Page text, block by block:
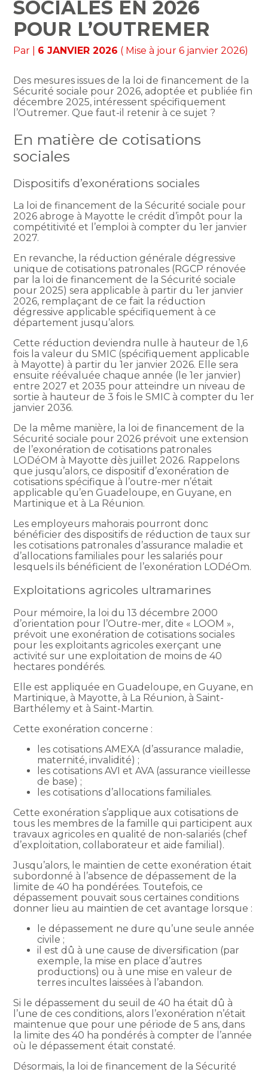
SOCIALES EN 2026
POUR L’OUTREMER
Par 6 JANVIER 2026 ( Mise à jour 6 janvier 2026)
Des mesures issues de la loi de financement de la
Sécurité sociale pour 2026, adoptée et publiée fin
décembre 2025, intéressent spécifiquement
l’Outremer. Que faut-il retenir à ce sujet ?
En matière de cotisations
sociales
Dispositifs d’exonérations sociales
La loi de financement de la Sécurité sociale pour
2026 abroge à Mayotte le crédit d’impôt pour la
compétitivité et l’emploi à compter du 1er janvier
2027.
En revanche, la réduction générale dégressive
unique de cotisations patronales (RGCP rénovée
par la loi de financement de la Sécurité sociale
pour 2025) sera applicable à partir du 1er janvier
2026, remplaçant de ce fait la réduction
dégressive applicable spécifiquement à ce
département jusqu’alors.
Cette réduction deviendra nulle à hauteur de 1,6
fois la valeur du SMIC (spécifiquement applicable
à Mayotte) à partir du 1er janvier 2026. Elle sera
ensuite réévaluée chaque année (le 1er janvier)
entre 2027 et 2035 pour atteindre un niveau de
sortie à hauteur de 3 fois le SMIC à compter du 1er
janvier 2036.
De la même manière, la loi de financement de la
Sécurité sociale pour 2026 prévoit une extension
de l’exonération de cotisations patronales
LODéOM à Mayotte dès juillet 2026. Rappelons
que jusqu’alors, ce dispositif d’exonération de
cotisations spécifique à l’outre-mer n’était
applicable qu’en Guadeloupe, en Guyane, en
Martinique et à La Réunion.
Les employeurs mahorais pourront donc
bénéficier des dispositifs de réduction de taux sur
les cotisations patronales d’assurance maladie et
d’allocations familiales pour les salariés pour
lesquels ils bénéficient de l’exonération LODéOm.
Exploitations agricoles ultramarines
Pour mémoire, la loi du 13 décembre 2000
d’orientation pour l’Outre-mer, dite « LOOM »,
prévoit une exonération de cotisations sociales
pour les exploitants agricoles exerçant une
activité sur une exploitation de moins de 40
hectares pondérés.
Elle est appliquée en Guadeloupe, en Guyane, en
Martinique, à Mayotte, à La Réunion, à Saint-
Barthélemy et à Saint-Martin.
Cette exonération concerne :
les cotisations AMEXA (d’assurance maladie,
maternité, invalidité) ;
les cotisations AVI et AVA (assurance vieillesse
de base) ;
les cotisations d’allocations familiales.
Cette exonération s’applique aux cotisations de
tous les membres de la famille qui participent aux
travaux agricoles en qualité de non-salariés (chef
d’exploitation, collaborateur et aide familial).
Jusqu’alors, le maintien de cette exonération était
subordonné à l’absence de dépassement de la
limite de 40 ha pondérées. Toutefois, ce
dépassement pouvait sous certaines conditions
donner lieu au maintien de cet avantage lorsque :
le dépassement ne dure qu’une seule année
civile ;
il est dû à une cause de diversification (par
exemple, la mise en place d’autres
productions) ou à une mise en valeur de
terres incultes laissées à l’abandon.
Si le dépassement du seuil de 40 ha était dû à
l’une de ces conditions, alors l’exonération n’était
maintenue que pour une période de 5 ans, dans
la limite des 40 ha pondérés à compter de l’année
où le dépassement était constaté.
Désormais, la loi de financement de la Sécurité